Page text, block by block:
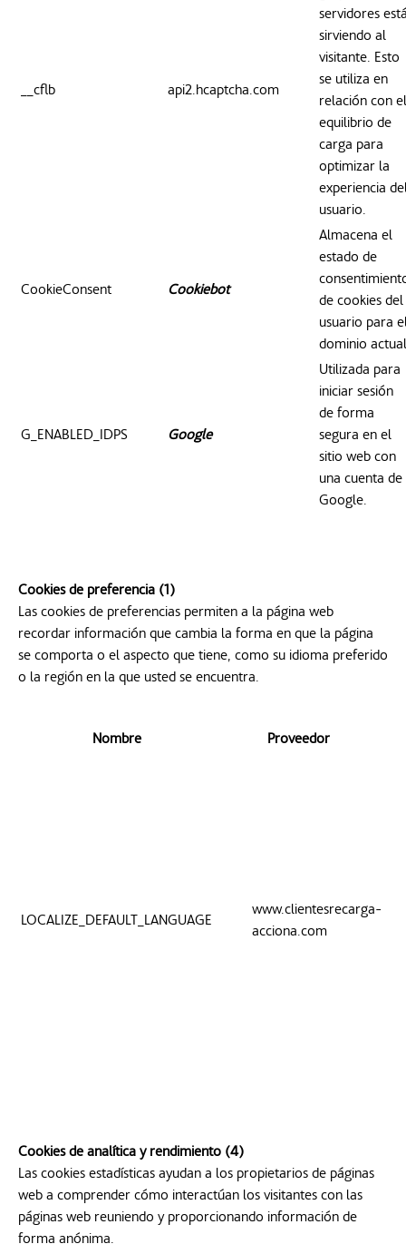
__cflb api2.hcaptcha.com
servidores
sirviendo al
visitante. Esto
se utiliza en
relación con el
equilibrio de
carga para
optimizar la
experiencia
usuario.
CookieConsent Cookiebot
Almacena el
estado de
de cookies del
usuario para
dominio actual
G_ENABLED_IDPS Google
Utilizada para
iniciar sesión
de forma
segura en el
sitio web con
una cuenta de
Google.
Cookies de preferencia (1)
Las cookies de preferencias permiten a la página web
recordar información que cambia la forma en que la página
se comporta o el aspecto que tiene, como su idioma preferido
o la región en la que usted se encuentra.
Nombre Proveedor
LOCALIZE_DEFAULT_LANGUAGE
www.clientesrecarga-
acciona.com
Cookies de analítica y rendimiento (4)
Las cookies estadísticas ayudan a los propietarios de páginas
web a comprender cómo interactúan los visitantes con las
páginas web reuniendo y proporcionando información de
forma anónima.